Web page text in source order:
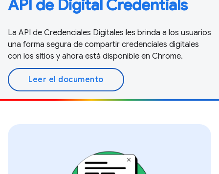
API de Digital Credentials
La API de Credenciales Digitales les brinda a los usuarios
una forma segura de compartir credenciales digitales
con los sitios y ahora está disponible en Chrome.
Leer el documento